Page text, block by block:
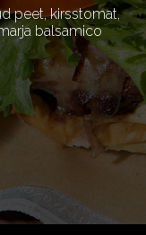
peet, kirsstomat,
balsamico